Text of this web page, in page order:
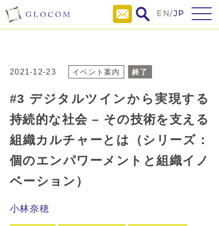
EN/JP
2021-12-23 イベント案内 終了
#3 デジタルツインから実現する
持続的な社会 – その技術を支える
組織カルチャーとは（シリーズ：
個のエンパワーメントと組織イノ
ベーション）
小林奈穂